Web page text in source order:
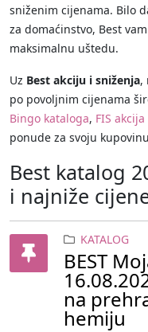
sniženim cijenama. Bilo
za domaćinstvo, Best
maksimalnu uštedu.
Uz Best akciju i sniženja,
po povoljnim cijenama
Bingo kataloga, FIS akcija
ponude za svoju
Best katalog
i najniže
KATALOG
BEST
na
hemiju